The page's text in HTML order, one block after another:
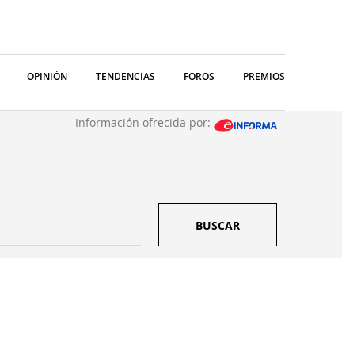
OPINIÓN TENDENCIAS FOROS PREMIOS
Información ofrecida por:
BUSCAR